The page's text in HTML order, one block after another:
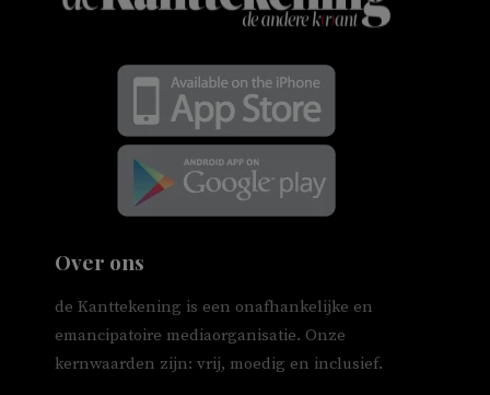
Over ons
de Kanttekening is een onafhankelijke en
emancipatoire mediaorganisatie. Onze
kernwaarden zijn: vrij, moedig en inclusief.